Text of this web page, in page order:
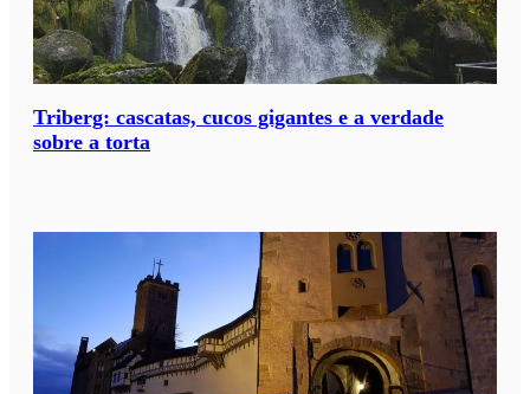
Triberg: cascatas, cucos gigantes e a verdade
sobre a torta